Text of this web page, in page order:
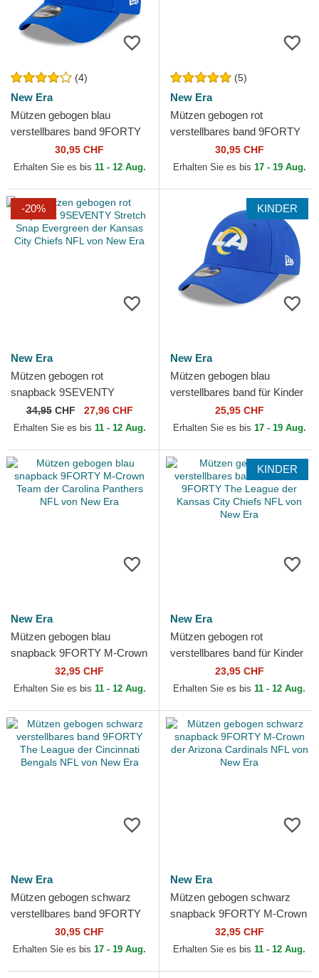
(4)
New Era
Mützen gebogen blau
verstellbares band 9FORTY
The League der Los Angeles
Rams NFL von New Era
30,95 CHF
Erhalten Sie es bis 11 - 12 Aug.
(5)
New Era
Mützen gebogen rot
verstellbares band 9FORTY
der Tampa Bay Buccaneers
NFL von New Era
30,95 CHF
Erhalten Sie es bis 17 - 19 Aug.
-20%
New Era
Mützen gebogen rot
snapback 9SEVENTY
Stretch Snap Evergreen der
Kansas City Chiefs NFL von
34,95CHF 27,96 CHF
Erhalten Sie es bis 11 - 12 Aug.
KINDER
New Era
Mützen gebogen blau
verstellbares band für Kinder
9FORTY The League der Los
Angeles Rams NFL von...
25,95 CHF
Erhalten Sie es bis 17 - 19 Aug.
New Era
Mützen gebogen blau
snapback 9FORTY M-Crown
Team der Carolina Panthers
NFL von New Era
32,95 CHF
Erhalten Sie es bis 11 - 12 Aug.
KINDER
New Era
Mützen gebogen rot
verstellbares band für Kinder
9FORTY The League der
Kansas City Chiefs NFL
23,95 CHF
Erhalten Sie es bis 11 - 12 Aug.
New Era
Mützen gebogen schwarz
verstellbares band 9FORTY
The League der Cincinnati
Bengals NFL von New Era
30,95 CHF
Erhalten Sie es bis 17 - 19 Aug.
New Era
Mützen gebogen schwarz
snapback 9FORTY M-Crown
der Arizona Cardinals NFL
von New Era
32,95 CHF
Erhalten Sie es bis 11 - 12 Aug.